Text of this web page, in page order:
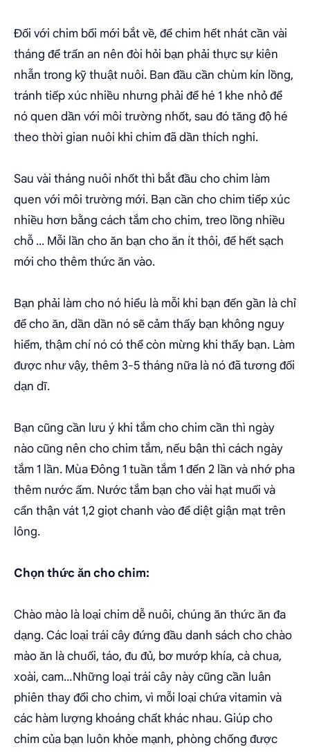
Đối với chim bổi mới bắt về, để chim hết nhát cần vài
tháng để trấn an nên đòi hỏi bạn phải thực sự kiên
nhẫn trong kỹ thuật nuôi. Ban đầu cần chùm kín lồng,
tránh tiếp xúc nhiều nhưng phải để hé 1 khe nhỏ để
nó quen dần với môi trường nhốt, sau đó tăng độ hé
theo thời gian nuôi khi chim đã dần thích nghi.
Sau vài tháng nuôi nhốt thì bắt đầu cho chim làm
quen với môi trường mới. Bạn cần cho chim tiếp xúc
nhiều hơn bằng cách tắm cho chim, treo lồng nhiều
chỗ ... Mỗi lần cho ăn bạn cho ăn ít thôi, để hết sạch
mới cho thêm thức ăn vào.
Bạn phải làm cho nó hiểu là mỗi khi bạn đến gần là chỉ
để cho ăn, dần dần nó sẽ cảm thấy bạn không nguy
hiểm, thậm chí nó có thể còn mừng khi thấy bạn. Làm
được như vậy, thêm 3-5 tháng nữa là nó đã tương đối
dạn dĩ.
Bạn cũng cần lưu ý khi tắm cho chim cần thì ngày
nào cũng nên cho chim tắm, nếu bận thì cách ngày
tắm 1 lần. Mùa Đông 1 tuần tắm 1 đến 2 lần và nhớ pha
thêm nước ấm. Nước tắm bạn cho vài hạt muối và
cẩn thận vát 1,2 giọt chanh vào để diệt giận mạt trên
lông.
Chọn thức ăn cho chim:
Chào mào là loại chim dễ nuôi, chúng ăn thức ăn đa
dạng. Các loại trái cây đứng đầu danh sách cho chào
mào ăn là chuối, táo, đu đủ, bơ mướp khía, cà chua,
xoài, cam…Những loại trái cây này cũng cần luân
phiên thay đổi cho chim, vì mỗi loại chứa vitamin và
các hàm lượng khoáng chất khác nhau. Giúp cho
chim của bạn luôn khỏe mạnh, phòng chống được